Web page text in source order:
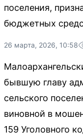
поселения,
бюджетных
26 марта, 2026, 10:58
бывшую главу
сельского
виновной в
159 Уголовного